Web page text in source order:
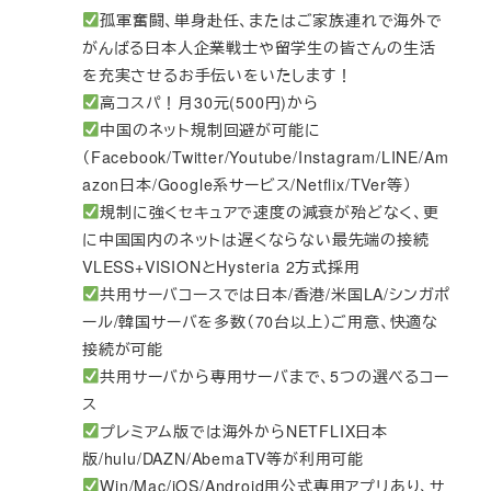
孤軍奮闘、単身赴任、またはご家族連れで海外で
がんばる日本人企業戦士や留学生の皆さんの生活
を充実させるお手伝いをいたします！
高コスパ！月30元(500円)から
中国のネット規制回避が可能に
（Facebook/Twitter/Youtube/Instagram/LINE/Am
azon日本/Google系サービス/Netflix/TVer等）
規制に強くセキュアで速度の減衰が殆どなく、更
に中国国内のネットは遅くならない最先端の接続
VLESS+VISIONとHysteria 2方式採用
共用サーバコースでは日本/香港/米国LA/シンガポ
ール/韓国サーバを多数（70台以上）ご用意、快適な
接続が可能
共用サーバから専用サーバまで、5つの選べるコー
ス
プレミアム版では海外からNETFLIX日本
版/hulu/DAZN/AbemaTV等が利用可能
Win/Mac/iOS/Android用公式専用アプリあり、サ